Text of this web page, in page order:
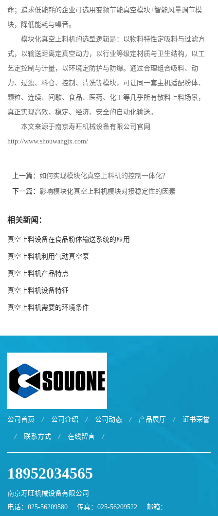
命；追求低能耗的企业可选用变频节能真空模块+智能风量调节模
块，降低能耗与噪音。
模块化真空上料机的选型逻辑是：以物料特性定吸料与过滤方
式，以输送距离定真空动力，以行业等级定材质与卫生结构，以工
艺定控制与计量，以环境定防护与防爆。通过合理组合吸料、动
力、过滤、料仓、控制、清洗等模块，可让同一套主机适配粉体、
颗粒、连续、间歇、食品、医药、化工等几乎所有散料上料场景，
真正实现高效、稳定、经济、安全的自动化输送。
本文来源于南京寿旺机械设备有限公司官网
http://www.shouwangjx.com/
上一篇： 如何实现模块化真空上料机的控制一体化？
下一篇： 影响模块化真空上料机模块对接稳定性的因素
相关新闻：
真空上料设备在食品粉体输送系统的应用
真空上料机利用气动真空泵
真空上料机产品特点
真空上料机设备特征
真空上料机需要的环境条件
公司首页 / 公司介绍 / 公司动态 / 产品展厅 / 证书荣誉
/ 联系方式 / 在线留言 /
18952034565
南京寿旺机械设备有限公司
电话：025-56209580
传真：025-56209522 邮箱：